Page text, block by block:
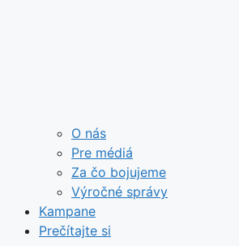
O nás
Pre médiá
Za čo bojujeme
Výročné správy
Kampane
Prečítajte si